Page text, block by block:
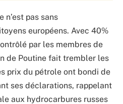
n’est pas sans
européens. Avec 40%
par les membres de
de Poutine fait trembler les
prix du pétrole ont bondi de
ses déclarations, rappelant
aux hydrocarbures russes